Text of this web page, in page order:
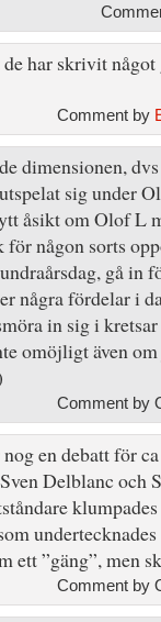
har skrivit
Comment by
dimensionen,
sig under
åsikt om Olof L
någon sorts
gå in
några fördelar i
in sig i
omöjligt även
Comment by
en debatt för
Delblanc och
ett ”gäng”, men
Comment by